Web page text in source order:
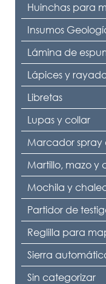
Huinchas para
Insumos
Lámina de
Lápices y
Libretas
Lupas y collar
Marcador spray
Martillo, mazo y
Mochila y
Partidor de
Reglilla para
Sierra
Sin categorizar